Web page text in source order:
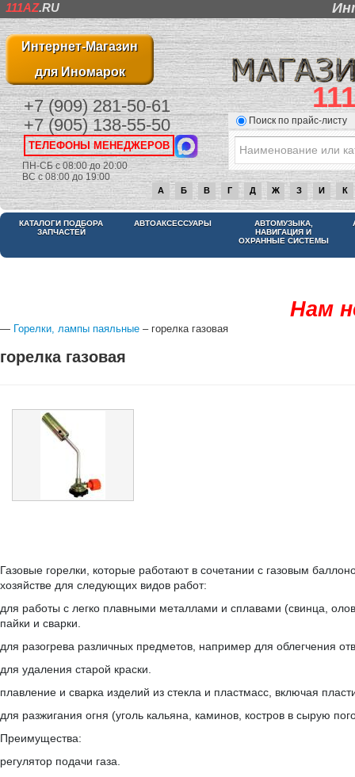
111AZ.RU
Интернет-Магазин
для Иномарок
+7 (909) 281-50-61
+7 (905) 138-55-50
ТЕЛЕФОНЫ МЕНЕДЖЕРОВ
ПН-СБ с 08:00 до 20:00
ВС с 08:00 до 19:00
Поиск по прайс-листу
А Б В Г Д Ж З И К
КАТАЛОГИ ПОДБОРА
ЗАПЧАСТЕЙ
АВТОАКСЕССУАРЫ
АВТОМУЗЫКА,
НАВИГАЦИЯ И
ОХРАННЫЕ СИСТЕМЫ
Нам
— Горелки, лампы паяльные – горелка газовая
горелка газовая
Газовые горелки, которые работают в сочетании с газовым
хозяйстве для следующих видов работ:
для работы с легко плавными металлами и сплавами (свинца,
пайки и сварки.
для разогрева различных предметов, например для облегчения
для удаления старой краски.
плавление и сварка изделий из стекла и пластмасс, включая
для разжигания огня (уголь кальяна, каминов, костров в сырую
Преимущества:
регулятор подачи газа.